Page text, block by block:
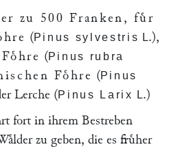
zu 500 Franken, fuͤr
(Pinus sylvestris L.),
(Pinus rubra
Foͤhre (Pinus
Lerche (Pinus Larix L.)
fort in ihrem Bestreben
zu geben, die es fruͤher